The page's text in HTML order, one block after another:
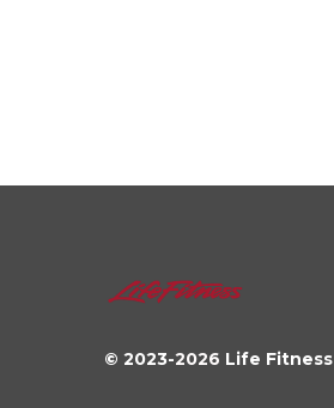
© 2023-2026 Life Fitness